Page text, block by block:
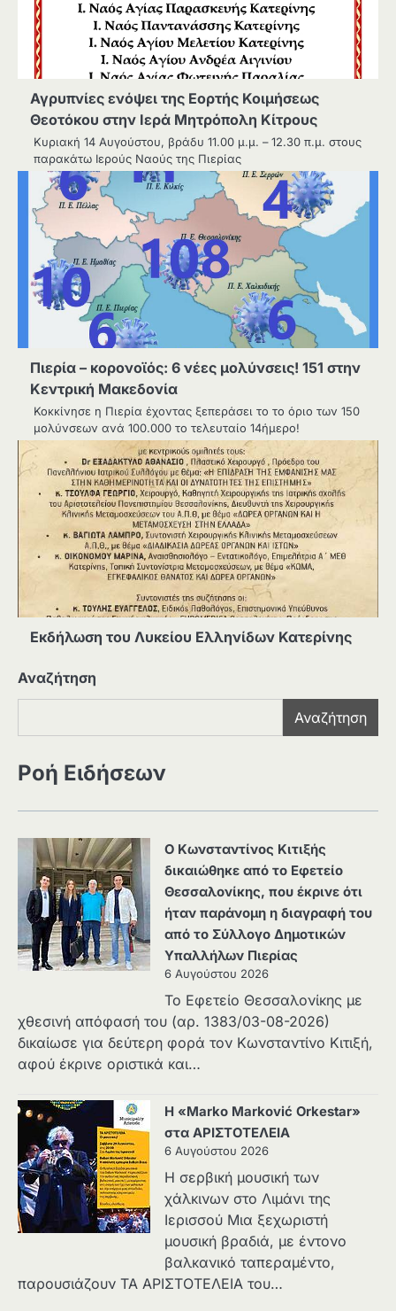
Αγρυπνίες ενόψει της Εορτής Κοιμήσεως
Θεοτόκου στην Ιερά Μητρόπολη Κίτρους
Κυριακή 14 Αυγούστου, βράδυ 11.00 μ.μ. – 12.30 π.μ. στους
παρακάτω Ιερούς Ναούς της Πιερίας
Πιερία – κορονοϊός: 6 νέες μολύνσεις! 151 στην
Κεντρική Μακεδονία
Κοκκίνησε η Πιερία έχοντας ξεπεράσει το το όριο των 150
μολύνσεων ανά 100.000 το τελευταίο 14ήμερο!
Εκδήλωση του Λυκείου Ελληνίδων Κατερίνης
Αναζήτηση
Αναζήτηση
Ροή Ειδήσεων
Ο Κωνσταντίνος Κιτιξής
δικαιώθηκε από το Εφετείο
Θεσσαλονίκης, που έκρινε ότι
ήταν παράνομη η διαγραφή του
από το Σύλλογο Δημοτικών
Υπαλλήλων Πιερίας
6 Αυγούστου 2026
Το Εφετείο Θεσσαλονίκης με
χθεσινή απόφασή του (αρ. 1383/03-08-2026)
δικαίωσε για δεύτερη φορά τον Κωνσταντίνο Κιτιξή,
αφού έκρινε οριστικά και…
Η «Marko Marković Orkestar»
στα ΑΡΙΣΤΟΤΕΛΕΙΑ
6 Αυγούστου 2026
Η σερβική μουσική των
χάλκινων στο Λιμάνι της
Ιερισσού Μια ξεχωριστή
μουσική βραδιά, με έντονο
βαλκανικό ταπεραμέντο,
παρουσιάζουν ΤΑ ΑΡΙΣΤΟΤΕΛΕΙΑ του…